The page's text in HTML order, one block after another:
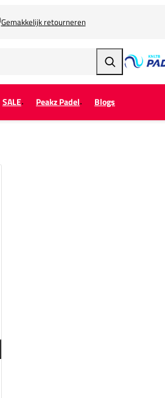
Gemakkelijk retourneren
Zoeken
SALE Peakz Padel Blogs